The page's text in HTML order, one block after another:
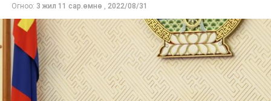
Огноо: 3 жил 11 сар.өмнө , 2022/08/31